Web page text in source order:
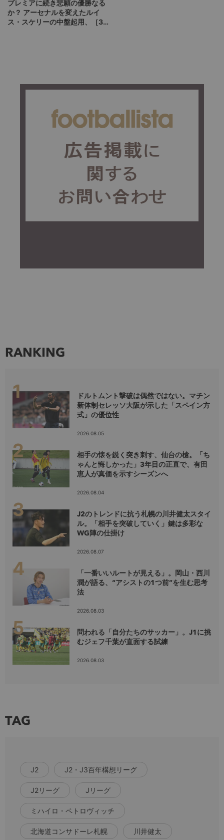
プレミアに続き悲願の優勝なる
か？ アーセナルを変えたルイ
ス・スケリーの中盤起用、［3-
RANKING
ドルトムント撃破は偶然ではない。マチン
新体制セレッソ大阪が示した「スペイン方
式」の優位性
2026.08.05
相手の懐を鋭く突き刺す、仙台の槍。「ち
ゃんと悔しかった」3年目の正直で、有田
恵人が真価を示すシーズンへ
2026.08.04
J2のトレンドに抗う札幌の川井健太スタイ
ル。「相手を突破していく」鍵は多彩な
WG陣の仕掛け
2026.08.07
「一番いいルートが見える」。岡山・西川
潤が語る、“アシストの1つ前”を生む思考
法
2026.08.03
問われる「自分たちのサッカー」。J1に挑
むジェフ千葉が直面する試練
2026.08.03
TAG
J2 J2・J3百年構想リーグ
J2リーグ Jリーグ
ミハイロ・ペトロヴィッチ
北海道コンサドーレ札幌 川井健太